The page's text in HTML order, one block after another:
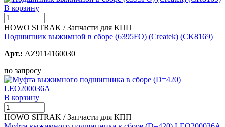
В корзину
HOWO SITRAK / Запчасти для КПП
Подшипник выжимной в сборе (6395FO) (Createk) (CK8169)
Арт.: AZ9114160030
по запросу
В корзину
HOWO SITRAK / Запчасти для КПП